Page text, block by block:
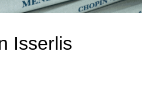
Isserlis